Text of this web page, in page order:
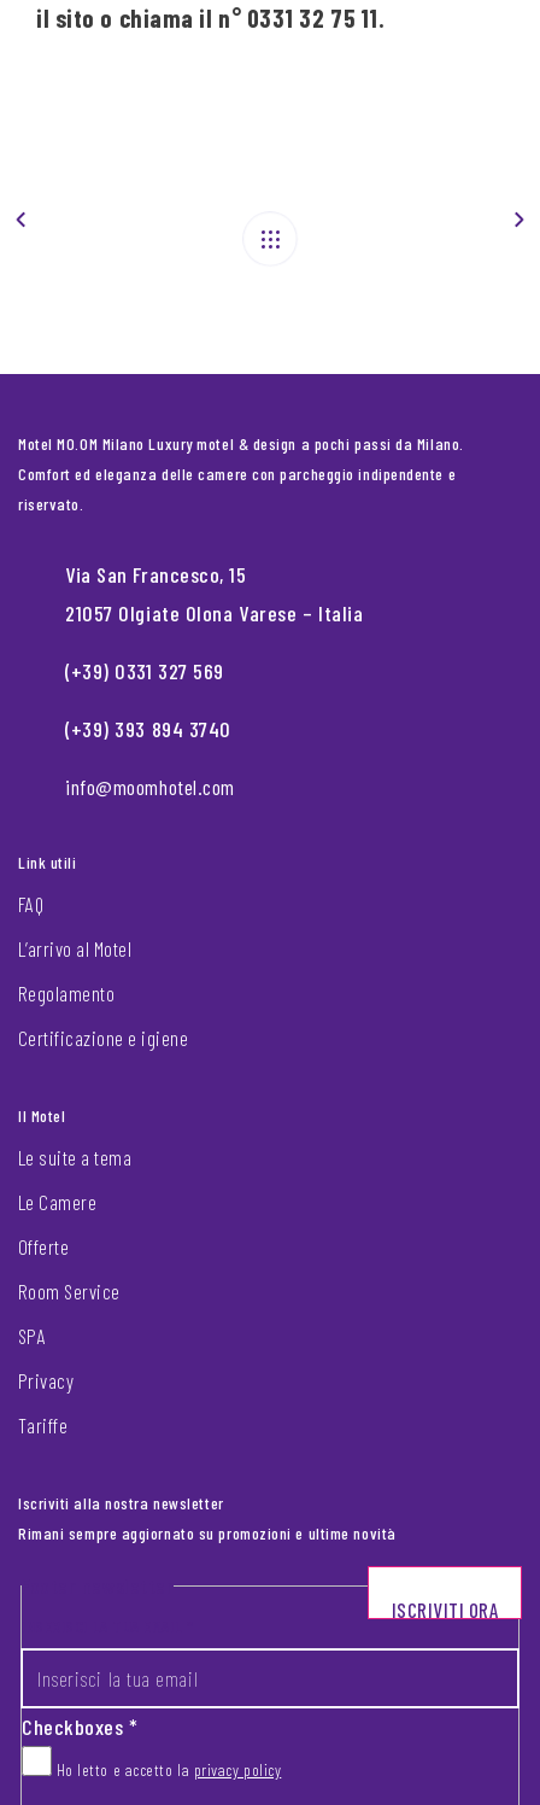
il sito o chiama il n° 0331 32 75 11.
Motel MO.OM Milano Luxury motel & design a pochi passi da Milano.
Comfort ed eleganza delle camere con parcheggio indipendente e
riservato.
Via San Francesco, 15
21057 Olgiate Olona Varese – Italia
(+39) 0331 327 569
(+39) 393 894 3740
info@moomhotel.com
Link utili
FAQ
L’arrivo al Motel
Regolamento
Certificazione e igiene
Il Motel
Le suite a tema
Le Camere
Offerte
Room Service
SPA
Privacy
Tariffe
Iscriviti alla nostra newsletter
Rimani sempre aggiornato su promozioni e ultime novità
Footer newsletter
Checkboxes*
Ho letto e accetto la privacy policy
ISCRIVITI ORA